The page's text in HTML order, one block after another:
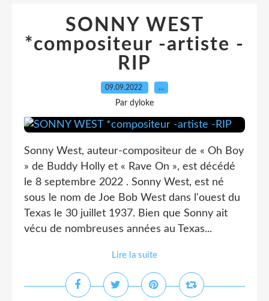
SONNY WEST
*compositeur -artiste -
RIP
09.09.2022 …
Par dyloke
Sonny West, auteur-compositeur de « Oh Boy
» de Buddy Holly et « Rave On », est décédé
le 8 septembre 2022 . Sonny West, est né
sous le nom de Joe Bob West dans l'ouest du
Texas le 30 juillet 1937. Bien que Sonny ait
vécu de nombreuses années au Texas...
Lire la suite